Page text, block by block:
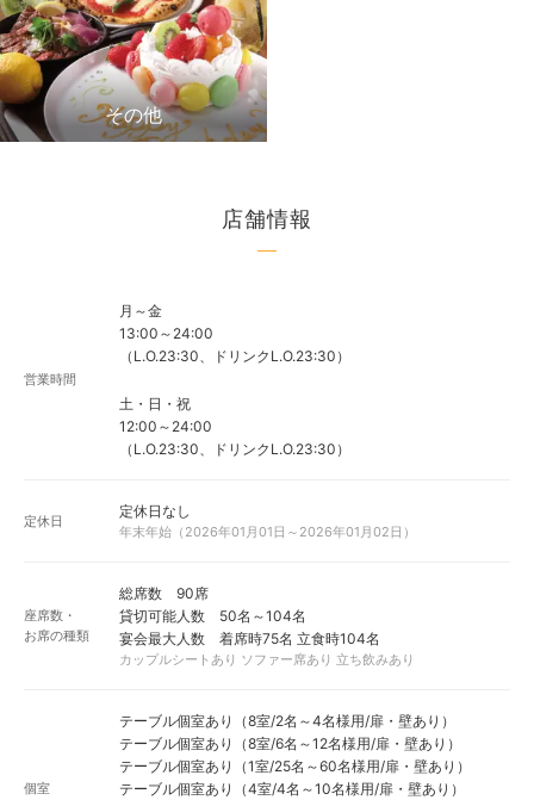
その他
店舗情報
営業時間
月～金
13:00～24:00
（L.O.23:30、ドリンクL.O.23:30）
土・日・祝
12:00～24:00
（L.O.23:30、ドリンクL.O.23:30）
定休日
定休日なし
年末年始（2026年01月01日～2026年01月02日）
座席数・
お席の種類
総席数 90席
貸切可能人数 50名～104名
宴会最大人数 着席時75名 立食時104名
カップルシートあり ソファー席あり 立ち飲みあり
個室
テーブル個室あり（8室/2名～4名様用/扉・壁あり）
テーブル個室あり（8室/6名～12名様用/扉・壁あり）
テーブル個室あり（1室/25名～60名様用/扉・壁あり）
テーブル個室あり（4室/4名～10名様用/扉・壁あり）